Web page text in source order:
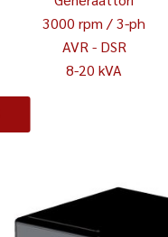
3000 rpm / 3-ph
AVR - DSR
8-20 kVA